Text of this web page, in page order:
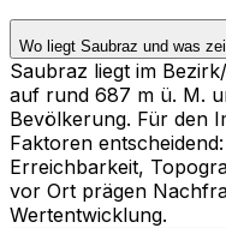
Wo liegt Saubraz und was
Saubraz liegt im
auf rund 687 m ü. M.
Bevölkerung. Für den
Faktoren
Erreichbarkeit,
vor Ort prägen
Wertentwicklung.